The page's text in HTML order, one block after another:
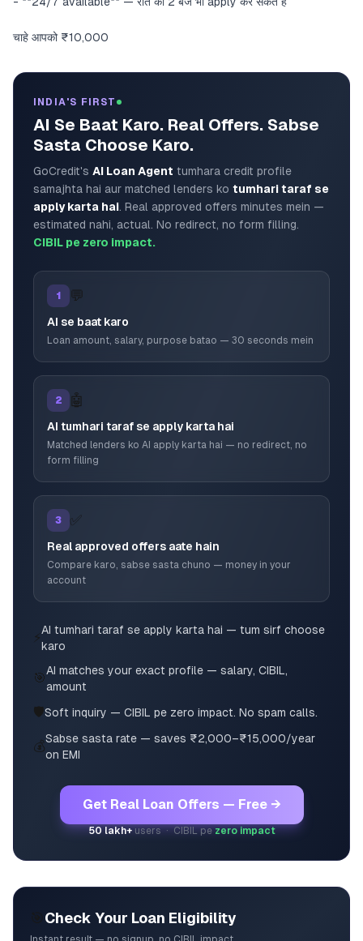
चाहे आपको ₹10,000
INDIA'S FIRST
AI Se Baat Karo. Real Offers. Sabse
Sasta Choose Karo.
GoCredit's AI Loan Agent tumhara credit profile
samajhta hai aur matched lenders ko tumhari taraf se
apply karta hai. Real approved offers minutes mein —
estimated nahi, actual. No redirect, no form filling.
CIBIL pe zero impact.
1 💬
AI se baat karo
Loan amount, salary, purpose batao — 30 seconds mein
2 🤖
AI tumhari taraf se apply karta hai
Matched lenders ko AI apply karta hai — no redirect, no
form filling
3 ✅
Real approved offers aate hain
Compare karo, sabse sasta chuno — money in your
account
⚡AI tumhari taraf se apply karta hai — tum sirf choose
karo
🎯AI matches your exact profile — salary, CIBIL,
amount
🛡️Soft inquiry — CIBIL pe zero impact. No spam calls.
💰Sabse sasta rate — saves ₹2,000–₹15,000/year
on EMI
Get Real Loan Offers — Free →
50 lakh+users · CIBIL pezero impact
Check Your Loan Eligibility